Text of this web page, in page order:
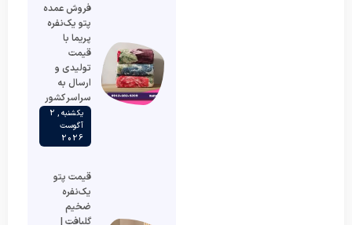
فروش عمده
پتو یک‌نفره
پریما با
قیمت
تولیدی و
ارسال به
سراسر کشور
یکشنبه , 2
آگوست
2026
قیمت پتو
یک‌نفره
ضخیم
گلبافت |